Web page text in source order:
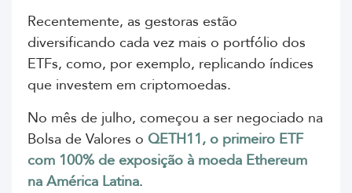
Recentemente, as gestoras estão
diversificando cada vez mais o portfólio dos
ETFs, como, por exemplo, replicando índices
que investem em criptomoedas.
No mês de julho, começou a ser negociado na
Bolsa de Valores o QETH11, o primeiro ETF
com 100% de exposição à moeda Ethereum
na América Latina.